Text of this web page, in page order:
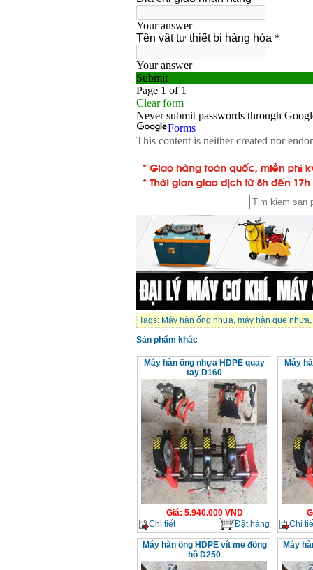
Tags: Máy hàn ống nhựa, máy hàn que nhựa,
Sản phẩm khác
Máy hàn ống nhựa HDPE quay
tay D160
Giá: 5.940.000VND
Chi tiết
Đặt hàng
Máy
Chi
Máy hàn ống HDPE vít me đồng
hồ D250
Máy